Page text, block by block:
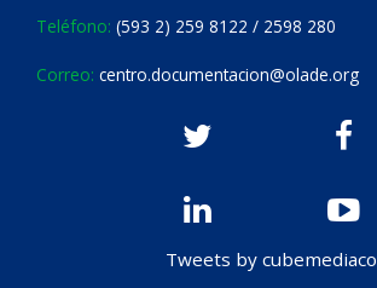
Teléfono: (593 2) 259 8122 / 2598 280
Correo: centro.documentacion@olade.org
Tweets by cubemediaco